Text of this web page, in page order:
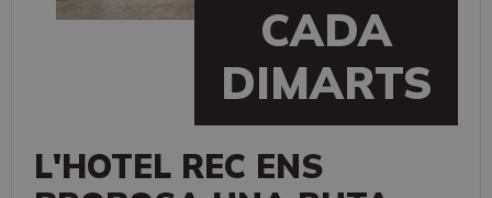
CADA
DIMARTS
L'HOTEL REC ENS